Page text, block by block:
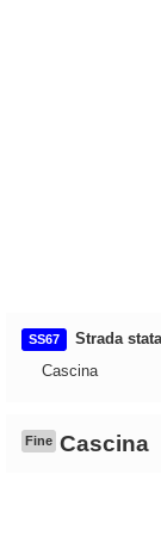
SS67
Strada
Cascina
Fine Cascina